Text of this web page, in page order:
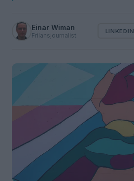
Einar Wiman
Frilansjournalist
LINKEDIN